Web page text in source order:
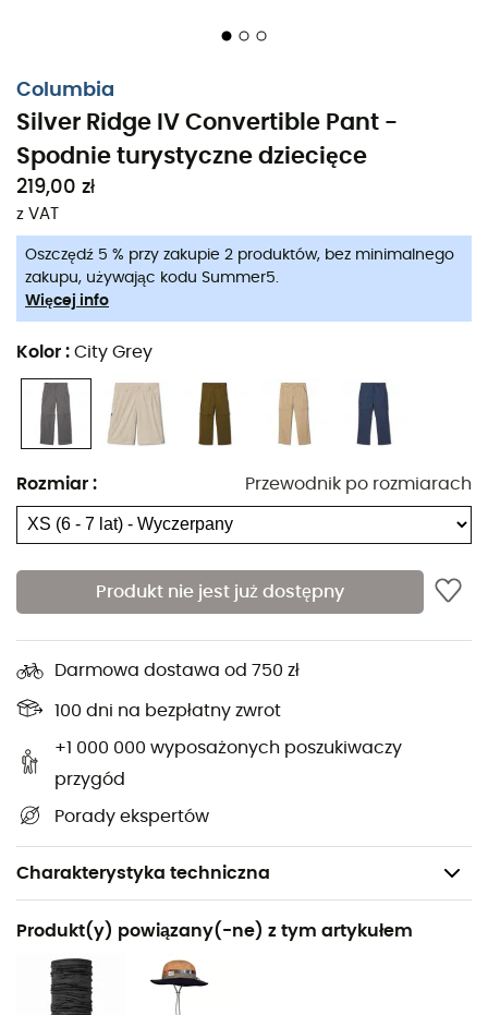
Columbia
Silver Ridge IV Convertible Pant -
Spodnie turystyczne dziecięce
219,00 zł
z VAT
Oszczędź 5 % przy zakupie 2 produktów, bez minimalnego
zakupu, używając kodu Summer5.
Więcej info
Kolor : City Grey
Rozmiar : Przewodnik po rozmiarach
Produkt nie jest już dostępny
Darmowa dostawa od 750 zł
100 dni na bezpłatny zwrot
+1 000 000 wyposażonych poszukiwaczy
przygód
Porady ekspertów
Charakterystyka techniczna
Polecane dla
Turystyka piesza / Trekking
Rodzaj
Produkt(y) powiązany(-ne) z tym artykułem